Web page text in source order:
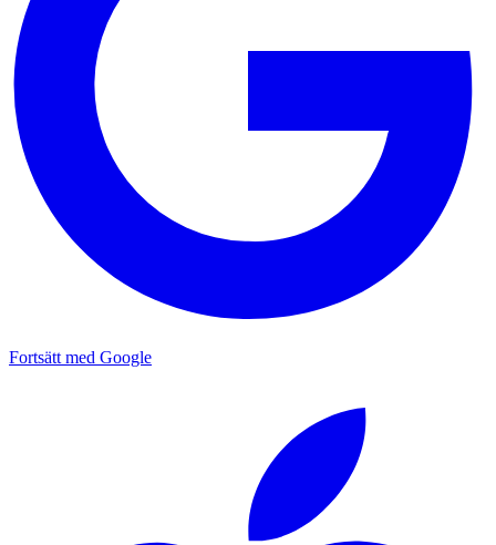
Fortsätt med Google